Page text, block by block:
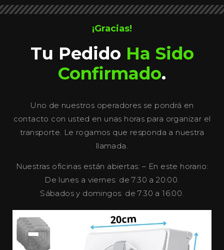
¡Gracias!
Tu Pedido Ha Sido
Confirmado.
Uno de nuestros operadores se pondrá en
contacto con usted en unas horas para organizar el
transporte. Le rogamos que responda a nuestra
llamada.
Nuestras oficinas están abiertas: – En este horario:
De lunes a viernes: de 7:30 a 20:00.
Sábados y domingos: de 7:30 a 16:00.